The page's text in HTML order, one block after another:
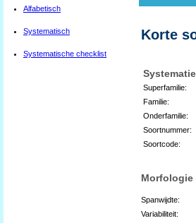
Alfabetisch
Systematisch
Systematische checklist
Korte
Superfamilie:
Familie:
Onderfamilie:
Soortnummer:
Soortcode:
Morfologie
Spanwijdte:
Variabiliteit: